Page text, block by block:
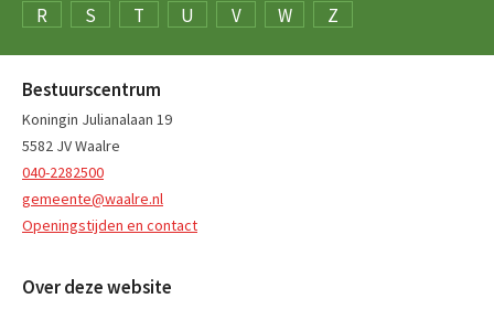
R
S T U V W Z
Bestuurscentrum
Koningin Julianalaan 19
5582 JV Waalre
040-2282500
gemeente@waalre.nl
Openingstijden en contact
Over deze website